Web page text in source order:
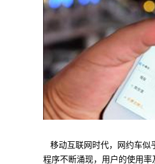
移动互联网时代，网约车似
程序不断涌现，用户的使用